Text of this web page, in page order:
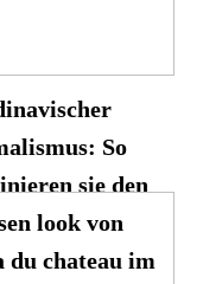
So
sie den
look von
du chateau im